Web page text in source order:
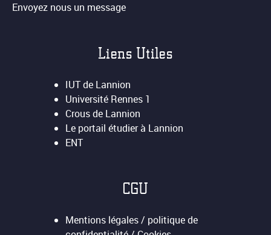
Envoyez nous un message
Liens Utiles
IUT de Lannion
Université Rennes 1
Crous de Lannion
Le portail étudier à Lannion
ENT
CGU
Mentions légales / politique de